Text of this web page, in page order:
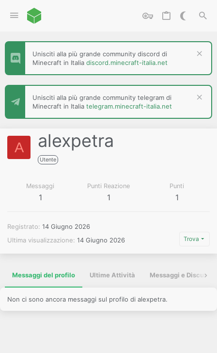
Unisciti alla più grande community discord di
Minecraft in Italia discord.minecraft-italia.net
Unisciti alla più grande community telegram di
Minecraft in Italia telegram.minecraft-italia.net
A alexpetra
Utente
Messaggi
1
Punti Reazione
1
Punti
1
Registrato 14 Giugno 2026
Ultima visualizzazione 14 Giugno 2026 Trova
Messaggi del profilo Ultime Attività Messaggi e
Non ci sono ancora messaggi sul profilo di alexpetra.